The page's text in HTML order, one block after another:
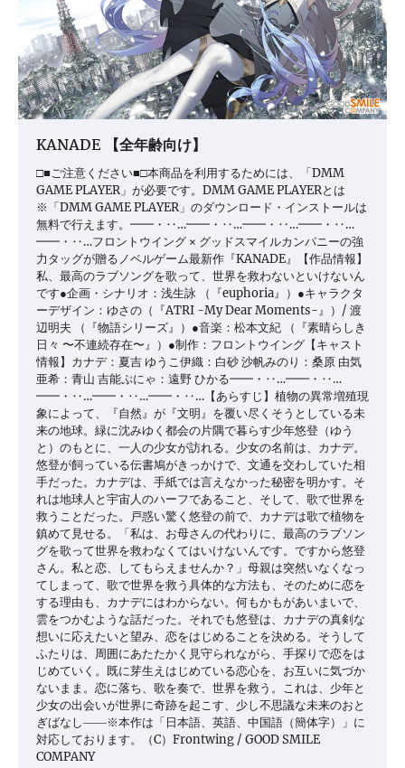
KANADE 【全年齢向け】
□■ご注意ください■□本商品を利用するためには、「DMM
GAME PLAYER」が必要です。DMM GAME PLAYERとは
※「DMM GAME PLAYER」のダウンロード・インストールは
無料で行えます。━━・‥…━━・‥…━━・‥…━━・‥…
━━・‥…フロントウイング × グッドスマイルカンパニーの強
力タッグが贈るノベルゲーム最新作『KANADE』【作品情報】
私、最高のラブソングを歌って、世界を救わないといけないん
です●企画・シナリオ：浅生詠 （『euphoria』）●キャラクタ
ーデザイン：ゆさの（『ATRI -My Dear Moments-』）/ 渡
辺明夫 （『物語シリーズ』）●音楽：松本文紀 （『素晴らしき
日々 〜不連続存在〜』）●制作：フロントウイング【キャスト
情報】カナデ：夏吉 ゆうこ伊織：白砂 沙帆みのり：桑原 由気
亜希：青山 吉能ぷにゃ：遠野 ひかる━━・‥…━━・‥…
━━・‥…━━・‥…━━・‥…【あらすじ】植物の異常増殖現
象によって、『自然』が『文明』を覆い尽くそうとしている未
来の地球。緑に沈みゆく都会の片隅で暮らす少年悠登（ゆう
と）のもとに、一人の少女が訪れる。少女の名前は、カナデ。
悠登が飼っている伝書鳩がきっかけで、文通を交わしていた相
手だった。カナデは、手紙では言えなかった秘密を明かす。そ
れは地球人と宇宙人のハーフであること、そして、歌で世界を
救うことだった。戸惑い驚く悠登の前で、カナデは歌で植物を
鎮めて見せる。「私は、お母さんの代わりに、最高のラブソン
グを歌って世界を救わなくてはいけないんです。ですから悠登
さん。私と恋、してもらえませんか？」母親は突然いなくなっ
てしまって、歌で世界を救う具体的な方法も、そのために恋を
する理由も、カナデにはわからない。何もかもがあいまいで、
雲をつかむような話だった。それでも悠登は、カナデの真剣な
想いに応えたいと望み、恋をはじめることを決める。そうして
ふたりは、周囲にあたたかく見守られながら、手探りで恋をは
じめていく。既に芽生えはじめている恋心を、お互いに気づか
ないまま。恋に落ち、歌を奏で、世界を救う。これは、少年と
少女の出会いが世界に奇跡を起こす、少し不思議な未来のおと
ぎばなし――※本作は「日本語、英語、中国語（簡体字）」に
対応しております。（C）Frontwing / GOOD SMILE
COMPANY